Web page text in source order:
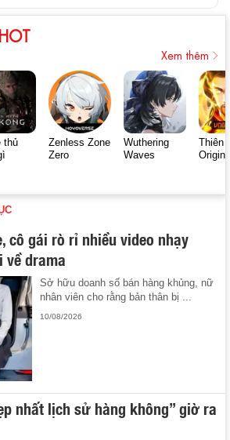
Xem thêm
thủ
Zenless Zone
Zero
Wuthering
Waves
Thiên
Origin
cô gái rò rỉ nhiều video nhạy
về drama
Sở hữu doanh số bán hàng khủng, nữ
nhân viên cho rằng bản thân bị ...
10/08/2026
nhất lịch sử hàng không” giờ ra